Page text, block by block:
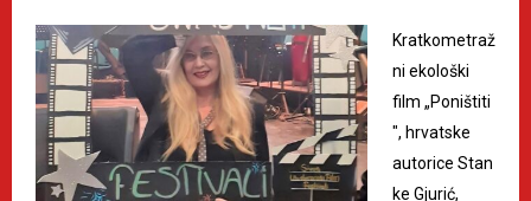
Kratkometraž
ni ekološki
film „Poništiti
", hrvatske
autorice Stan
ke Gjurić,